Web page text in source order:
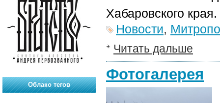
Хабаровского края.
Новости,
Читать дальше
Фотогалерея
Облако тегов